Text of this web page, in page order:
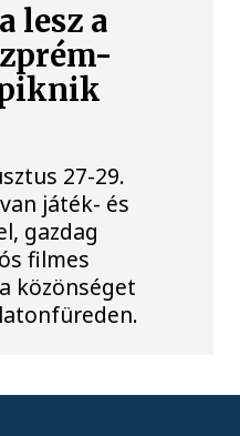
lesz a
27-29.
játék- és
gazdag
filmes
közönséget